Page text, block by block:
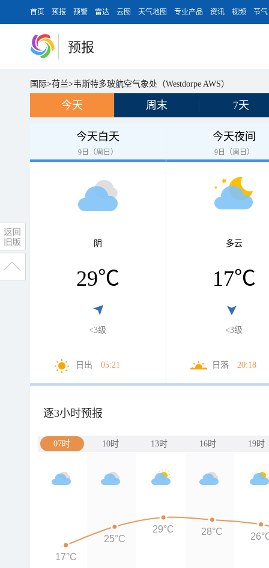
首页 预报 预警 雷达 云图 天气地图 专业产品 资讯 视频 节气
预报
国际>荷兰>韦斯特多玻航空气象处（Westdorpe AWS）
今天 周末 7天
今天白天
9日（周日）
阴
29℃
<3级
日出 05:21
今天夜间
9日（周日）
多云
17℃
<3级
日落 20:18
逐3小时预报
07时 10时 13时 16时 19时
17°C
25°C
29°C 28°C